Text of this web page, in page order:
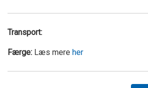
Transport:
Færge: Læs mere her